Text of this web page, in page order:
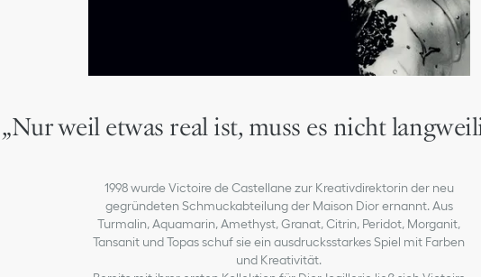
„Nur weil etwas real ist, muss es nicht
1998 wurde Victoire de Castellane zur Kreativdirektorin der neu
gegründeten Schmuckabteilung der Maison Dior ernannt. Aus
Turmalin, Aquamarin, Amethyst, Granat, Citrin, Peridot, Morganit,
Tansanit und Topas schuf sie ein ausdrucksstarkes Spiel mit Farben
und Kreativität.